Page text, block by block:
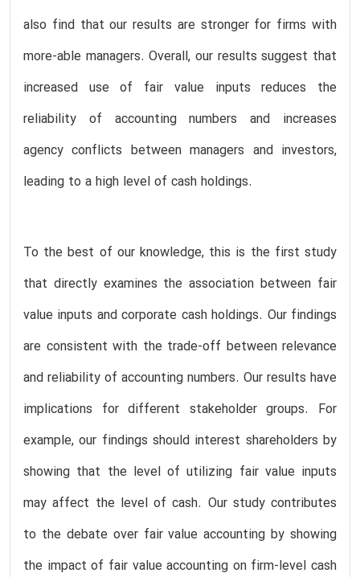
also find that our results are stronger for firms with
more-able managers. Overall, our results suggest that
increased use of fair value inputs reduces the
reliability of accounting numbers and increases
agency conflicts between managers and investors,
leading to a high level of cash holdings.
To the best of our knowledge, this is the first study
that directly examines the association between fair
value inputs and corporate cash holdings. Our findings
are consistent with the trade-off between relevance
and reliability of accounting numbers. Our results have
implications for different stakeholder groups. For
example, our findings should interest shareholders by
showing that the level of utilizing fair value inputs
may affect the level of cash. Our study contributes
to the debate over fair value accounting by showing
the impact of fair value accounting on firm-level cash